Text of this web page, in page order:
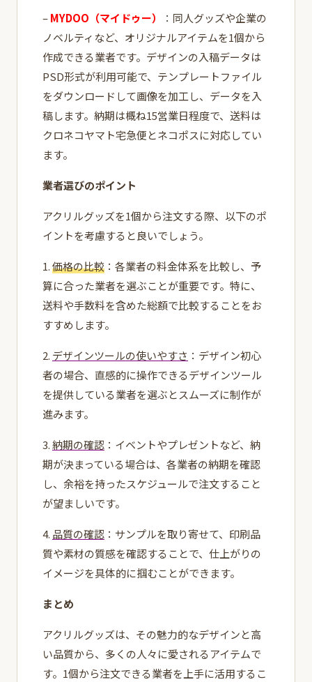
–MYDOO（マイドゥー）
：同人グッズや企業の
ノベルティなど、オリジナルアイテムを1個から
作成できる業者です。デザインの入稿データは
PSD形式が利用可能で、テンプレートファイル
をダウンロードして画像を加工し、データを入
稿します。納期は概ね15営業日程度で、送料は
クロネコヤマト宅急便とネコポスに対応してい
ます。
業者選びのポイント
アクリルグッズを1個から注文する際、以下のポ
イントを考慮すると良いでしょう。
1.価格の比較 ：各業者の料金体系を比較し、予
算に合った業者を選ぶことが重要です。特に、
送料や手数料を含めた総額で比較することをお
すすめします。
2. デザインツールの使いやすさ ：デザイン初心
者の場合、直感的に操作できるデザインツール
を提供している業者を選ぶとスムーズに制作が
進みます。
3.納期の確認 ：イベントやプレゼントなど、納
期が決まっている場合は、各業者の納期を確認
し、余裕を持ったスケジュールで注文すること
が望ましいです。
4. 品質の確認 ：サンプルを取り寄せて、印刷品
質や素材の質感を確認することで、仕上がりの
イメージを具体的に掴むことができます。
まとめ
アクリルグッズは、その魅力的なデザインと高
い品質から、多くの人々に愛されるアイテムで
す。1個から注文できる業者を上手に活用するこ